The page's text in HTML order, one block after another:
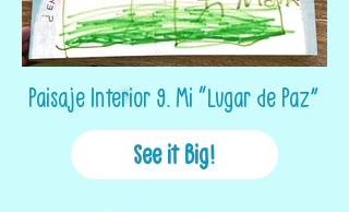
Paisaje Interior 9. Mi “Lugar de Paz”
See it Big!